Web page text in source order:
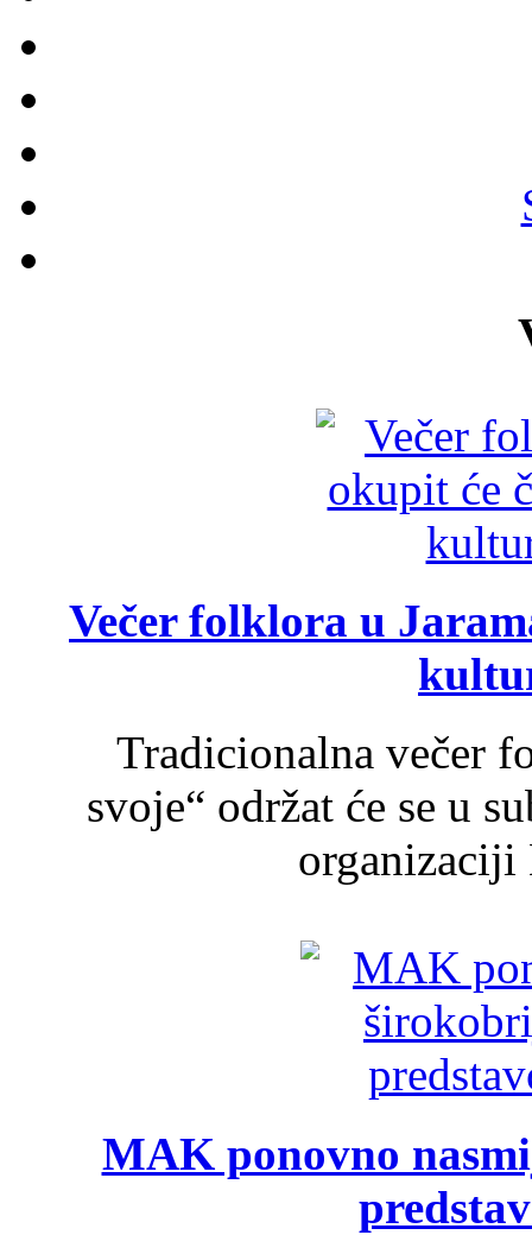
Večer folklora u
Tradicionalna večer
svoje“ održat će se u
organizaciji
MAK ponovno